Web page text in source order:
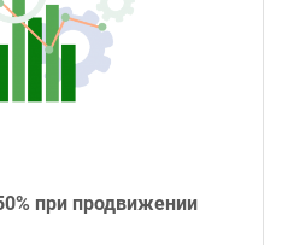
при продвижении